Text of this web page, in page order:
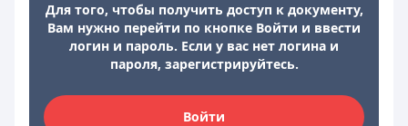
Для того, чтобы получить доступ к документу,
Вам нужно перейти по кнопке Войти и ввести
логин и пароль. Если у вас нет логина и
пароля, зарегистрируйтесь.
Войти